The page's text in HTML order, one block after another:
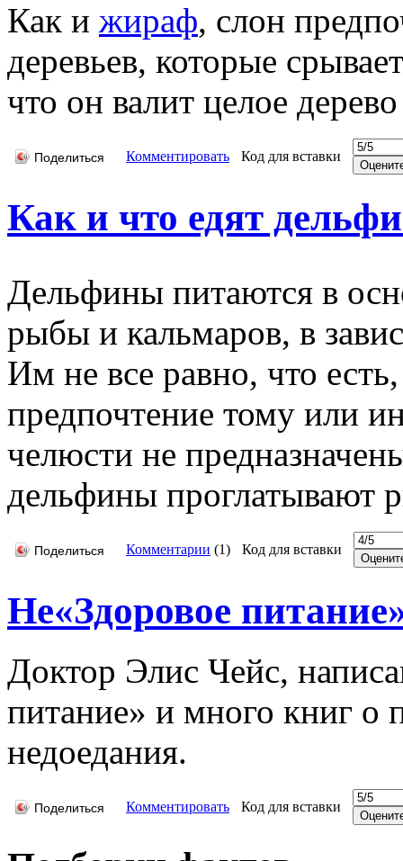
Как и жираф, слон
деревьев, которые
что он валит целое
Поделиться Комментировать Код для вставки
Как и что едят
Дельфины питаются в
рыбы и кальмаров, в
Им не все равно, что
предпочтение тому или
челюсти не
дельфины проглатывают
Поделиться Комментарии (1) Код для вставки
Не«Здоровое
Доктор Элис Чейс,
питание» и много книг о
недоедания.
Поделиться Комментировать Код для вставки